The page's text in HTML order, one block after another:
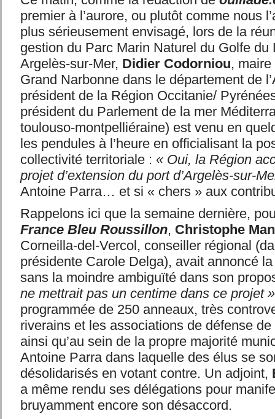
premier à l’aurore, ou plutôt comme nous
plus sérieusement envisagé, lors de la
gestion du Parc Marin Naturel du Golfe du
Argelès-sur-Mer, Didier Codorniou,
Grand Narbonne dans le département de
président de la Région Occitanie/
président du Parlement de la mer
toulouso-montpelliéraine) est venu en
les pendules à l’heure en officialisant la
collectivité territoriale : « Oui, la Région
projet d’extension du port d’Argelès-sur-
Antoine Parra… et si « chers » aux
Rappelons ici que la semaine dernière,
France Bleu Roussillon, Christophe
Corneilla-del-Vercol, conseiller régional
présidente Carole Delga), avait annoncé
sans la moindre ambiguïté dans son
ne mettrait pas un centime dans ce projet »
programmée de 250 anneaux, très
riverains et les associations de défense de
ainsi qu’au sein de la propre majorité
Antoine Parra dans laquelle des élus se
désolidarisés en votant contre. Un adjoint,
a même rendu ses délégations pour
bruyamment encore son désaccord.